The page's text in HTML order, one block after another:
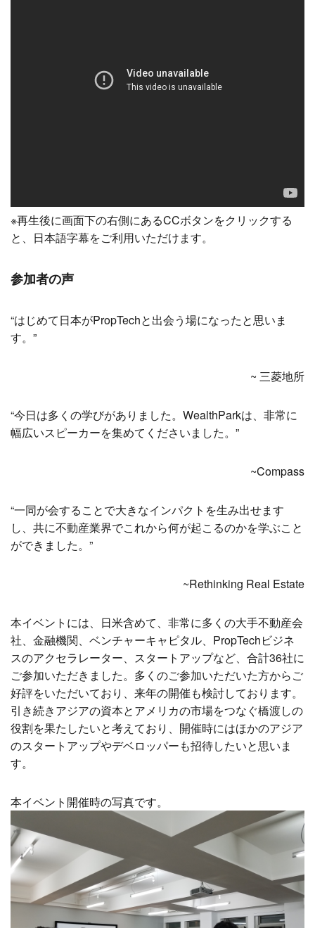
※再生後に画面下の右側にあるCCボタンをクリックする
と、日本語字幕をご利用いただけます。
参加者の声
“はじめて日本がPropTechと出会う場になったと思いま
す。”
~ 三菱地所
“今日は多くの学びがありました。WealthParkは、非常に
幅広いスピーカーを集めてくださいました。”
~Compass
“一同が会することで大きなインパクトを生み出せます
し、共に不動産業界でこれから何が起こるのかを学ぶこと
ができました。”
~Rethinking Real Estate
本イベントには、日米含めて、非常に多くの大手不動産会
社、金融機関、ベンチャーキャピタル、PropTechビジネ
スのアクセラレーター、スタートアップなど、合計36社に
ご参加いただきました。多くのご参加いただいた方からご
好評をいただいており、来年の開催も検討しております。
引き続きアジアの資本とアメリカの市場をつなぐ橋渡しの
役割を果たしたいと考えており、開催時にはほかのアジア
のスタートアップやデベロッパーも招待したいと思いま
す。
本イベント開催時の写真です。